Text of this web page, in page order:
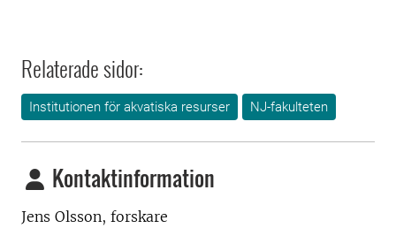
Relaterade sidor:
Institutionen för akvatiska resurser NJ-fakulteten
Kontaktinformation
Jens Olsson, forskare